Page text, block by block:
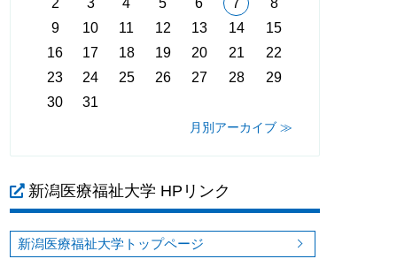
9
10 11 12 13 14
15
16
17 18 19 20 21
22
23
24 25 26 27 28
29
30
31
月別アーカイブ ≫
新潟医療福祉大学 HPリンク
新潟医療福祉大学トップページ